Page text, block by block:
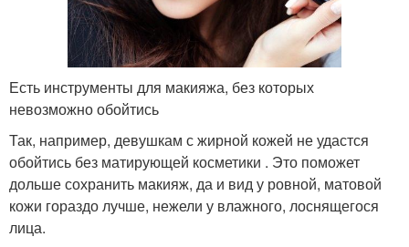
Есть инструменты для макияжа, без которых
невозможно обойтись
Так, например, девушкам с жирной кожей не удастся
обойтись без матирующей косметики . Это поможет
дольше сохранить макияж, да и вид у ровной, матовой
кожи гораздо лучше, нежели у влажного, лоснящегося
лица.